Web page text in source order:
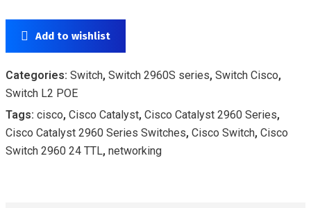
Add to wishlist
Categories: Switch, Switch 2960S series, Switch Cisco,
Switch L2 POE
Tags: cisco, Cisco Catalyst, Cisco Catalyst 2960 Series,
Cisco Catalyst 2960 Series Switches, Cisco Switch, Cisco
Switch 2960 24 TTL, networking